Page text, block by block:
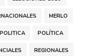
MERLO
POLITICA POLÍTICA
REGIONALES